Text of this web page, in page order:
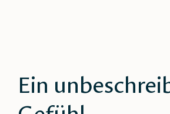
Ein